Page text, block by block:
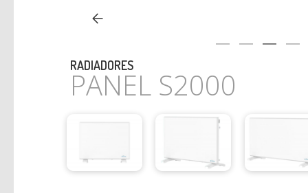
RADIADORES
PANEL S2000